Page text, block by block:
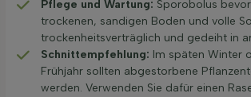
Pflege und Wartung: Sporobolus
trockenen, sandigen Boden und volle
trockenheitsverträglich und gedeiht in
Schnitt­empfehlung: Im späten Winter
Frühjahr sollten abgestorbene
werden. Verwenden Sie dafür einen